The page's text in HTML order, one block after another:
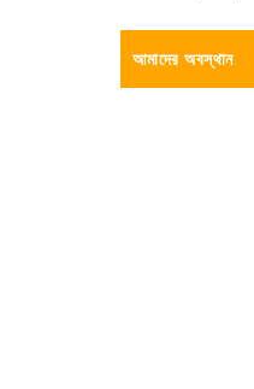
আমাদের অবস্থান